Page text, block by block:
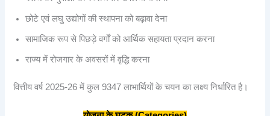
छोटे एवं लघु उद्योगों की स्थापना को बढ़ावा देना
सामाजिक रूप से पिछड़े वर्गों को आर्थिक सहायता प्रदान करना
राज्य में रोजगार के अवसरों में वृद्धि करना
वित्तीय वर्ष 2025-26 में कुल 9347 लाभार्थियों के चयन का लक्ष्य निर्धारित है।